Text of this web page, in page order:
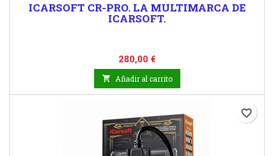
ICARSOFT CR-PRO. LA MULTIMARCA DE
ICARSOFT.
Precio
280,00 €
 Añadir al carrito
favorite_border